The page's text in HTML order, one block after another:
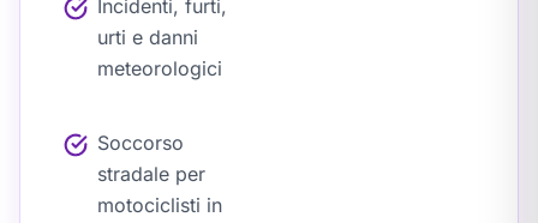
Incidenti, furti,
urti e danni
meteorologici
Soccorso
stradale per
motociclisti in